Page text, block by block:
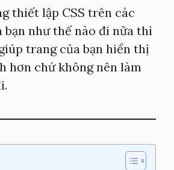
thiết lập CSS trên các
bạn như thế nào đi nữa thì
trang của bạn hiển thị
hơn chứ không nên làm